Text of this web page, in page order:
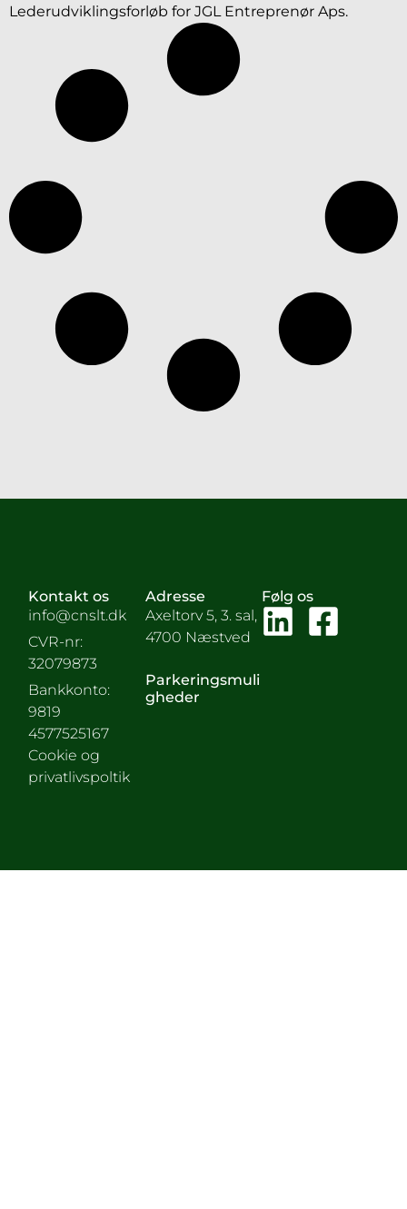
Lederudviklingsforløb for JGL Entreprenør Aps.
Kontakt os
info@cnslt.dk
CVR-nr:
32079873
Bankkonto:
9819
4577525167
Cookie og
privatlivspoltik
Adresse
Axeltorv 5, 3. sal,
4700 Næstved
Parkeringsmuli
gheder
Følg os